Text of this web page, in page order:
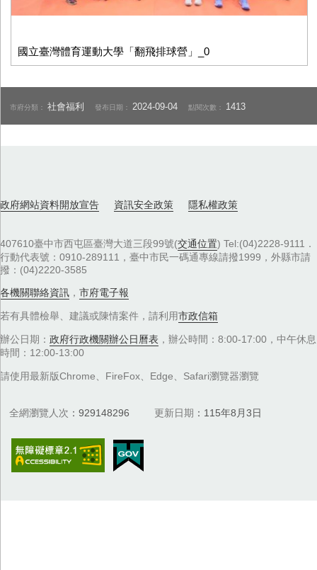
國立臺灣體育運動大學「翻飛排球營」_0
市府分類：社會福利 發布日期：2024-09-04 點閱次數： 1413
政府網站資料開放宣告 資訊安全政策 隱私權政策
407610臺中市西屯區臺灣大道三段99號(交通位置) Tel:(04)2228-9111．
行動代表號：0910-289111，臺中市民一碼通專線請撥1999，外縣市請
撥：(04)2220-3585
各機關聯絡資訊 ， 市府電子報
若有具體檢舉、建議或陳情案件，請利用市政信箱
辦公日期： 政府行政機關辦公日曆表 ，辦公時間：8:00-17:00，中午休息
時間：12:00-13:00
請使用最新版Chrome、FireFox、Edge、Safari瀏覽器瀏覽
全網瀏覽人次 929148296 更新日期 115年8月3日